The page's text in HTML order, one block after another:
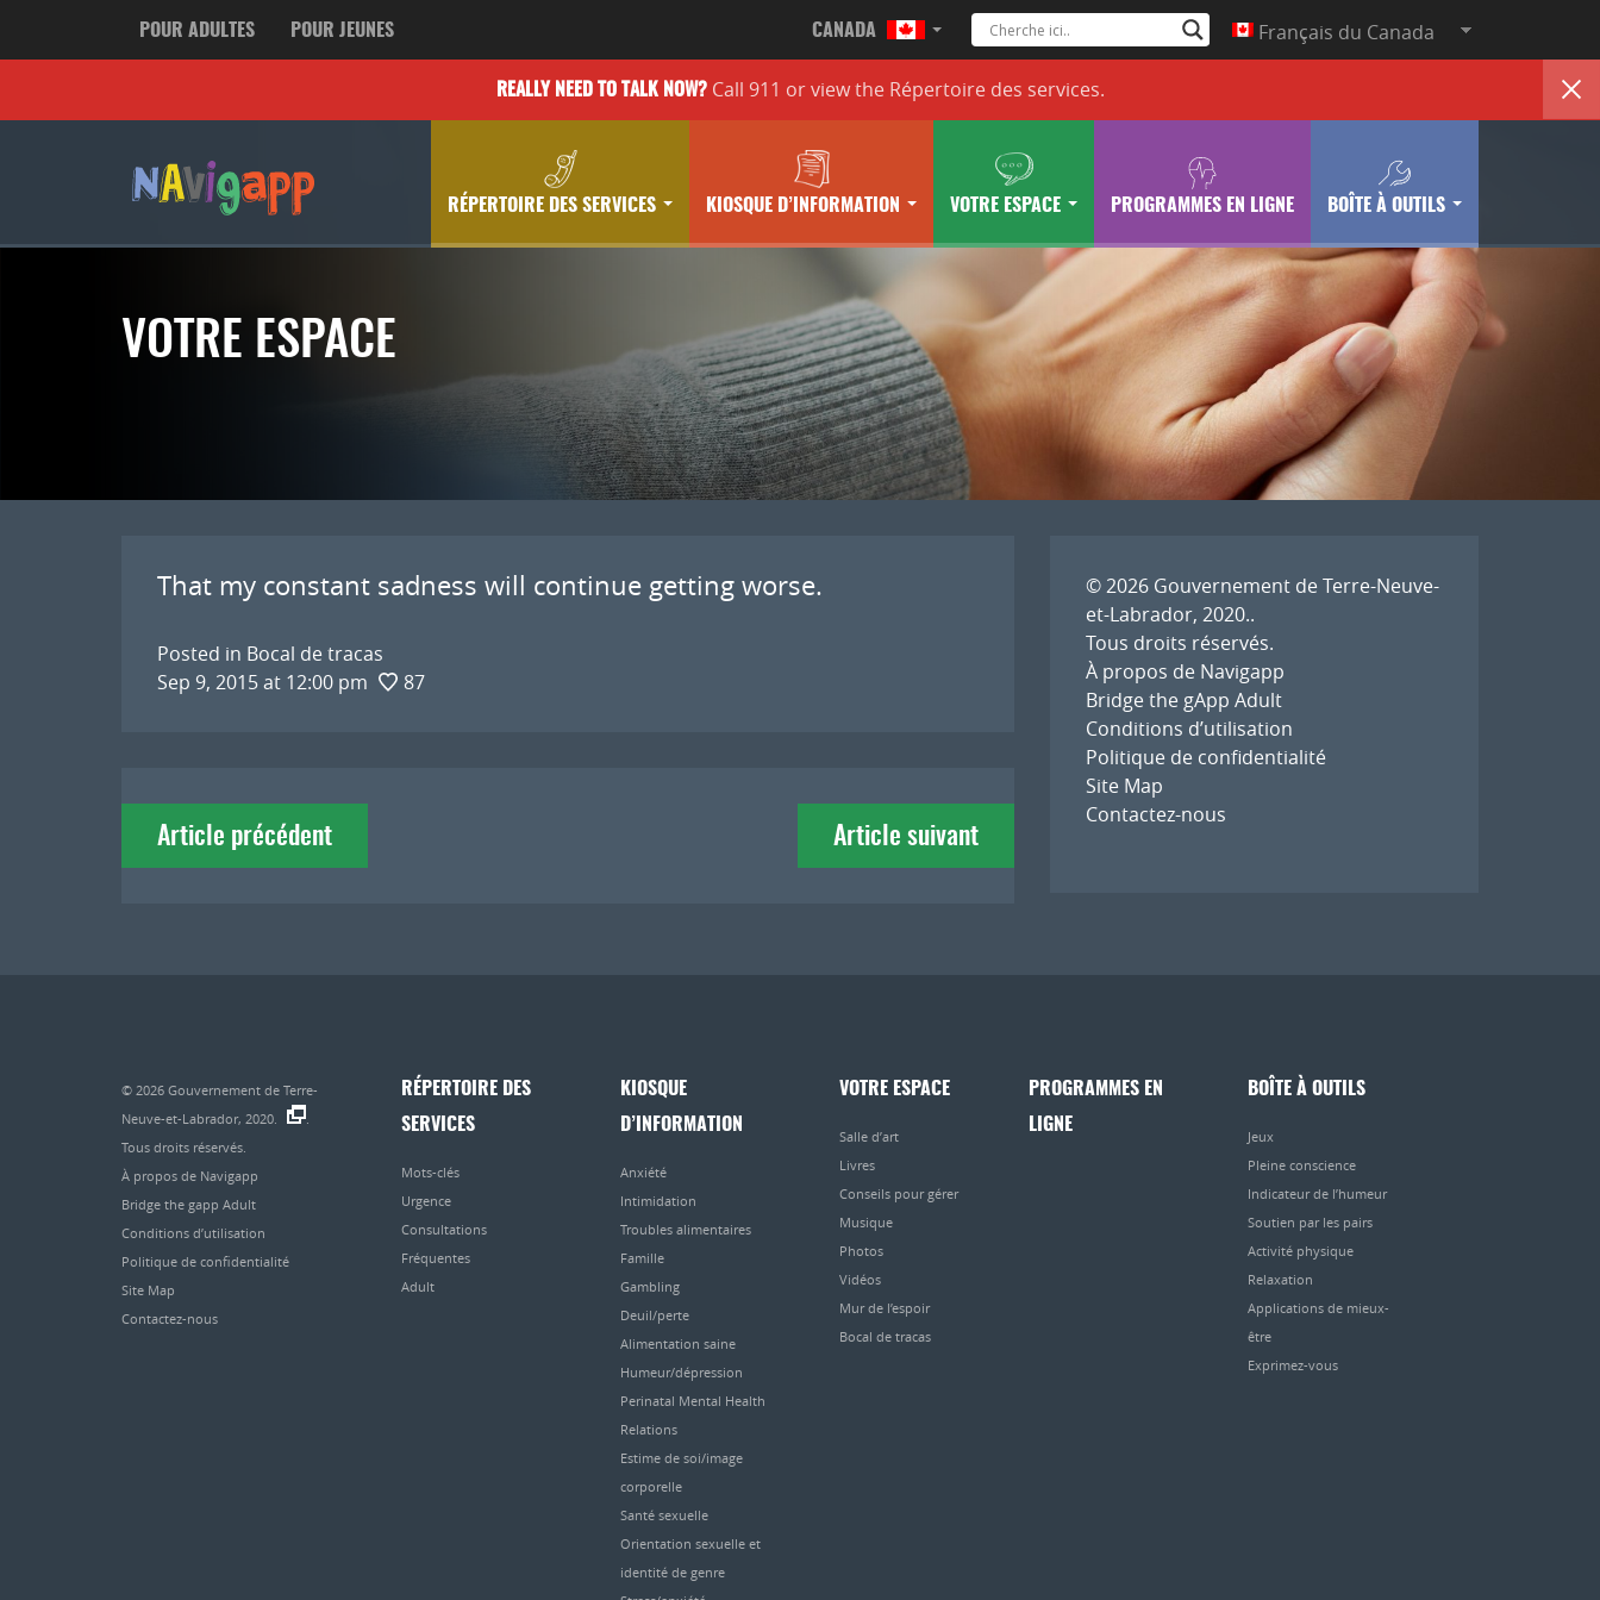
POUR ADULTES POUR JEUNES CANADA Français du Canada
REALLY NEED TO TALK NOW? Call 911 orview the Répertoire des services.
RÉPERTOIRE DES SERVICES KIOSQUE D’INFORMATION VOTRE ESPACE PROGRAMMES EN LIGNE BOÎTE À OUTILS
VOTRE ESPACE
That my constant sadness will continue getting worse.
Posted in Bocal de tracas
Sep 9, 2015 at 12:00 pm
87
Navigation
deArticle précédent Article suivant
© 2026 Gouvernement de Terre-Neuve-
et-Labrador, 2020..
Tous droits réservés.
À propos de Navigapp
Bridge the gApp Adult
Conditions d’utilisation
Politique de confidentialité
Site Map
Contactez-nous
© 2026 Gouvernement de Terre-
Neuve-et-Labrador, 2020.
Tous droits réservés.
À propos de Navigapp
Bridge the gapp Adult
Conditions d’utilisation
Politique de confidentialité
Site Map
Contactez-nous
RÉPERTOIRE DES
SERVICES
Mots-clés
Urgence
Consultations
Fréquentes
Adult
KIOSQUE
D’INFORMATION
Anxiété
Intimidation
Troubles alimentaires
Famille
Gambling
Deuil/perte
Alimentation saine
Humeur/dépression
Perinatal Mental Health
Relations
Estime de soi/image
corporelle
Santé sexuelle
Orientation sexuelle et
identité de genre
VOTRE ESPACE
Salle d’art
Livres
Conseils pour gérer
Musique
Photos
Vidéos
Mur de l’espoir
Bocal de tracas
PROGRAMMES EN
LIGNE
BOÎTE À OUTILS
Jeux
Pleine conscience
Indicateur de l’humeur
Soutien par les pairs
Activité physique
Relaxation
Applications de mieux-
être
Exprimez-vous